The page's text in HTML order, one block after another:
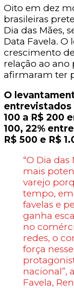
Oito em dez
brasileiras
Dia das Mães,
Data Favela.
crescimento
relação ao ano
afirmaram ter
O
entrevistados
100 a R$ 200
100, 22%
R$ 500 e R$
“O Dia
mais
varejo
tempo,
favelas e
ganha
no
redes, o
força
nacional”,
Favela,